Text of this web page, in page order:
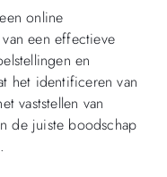
online
een effectieve
en
het identificeren van
vaststellen van
de juiste boodschap